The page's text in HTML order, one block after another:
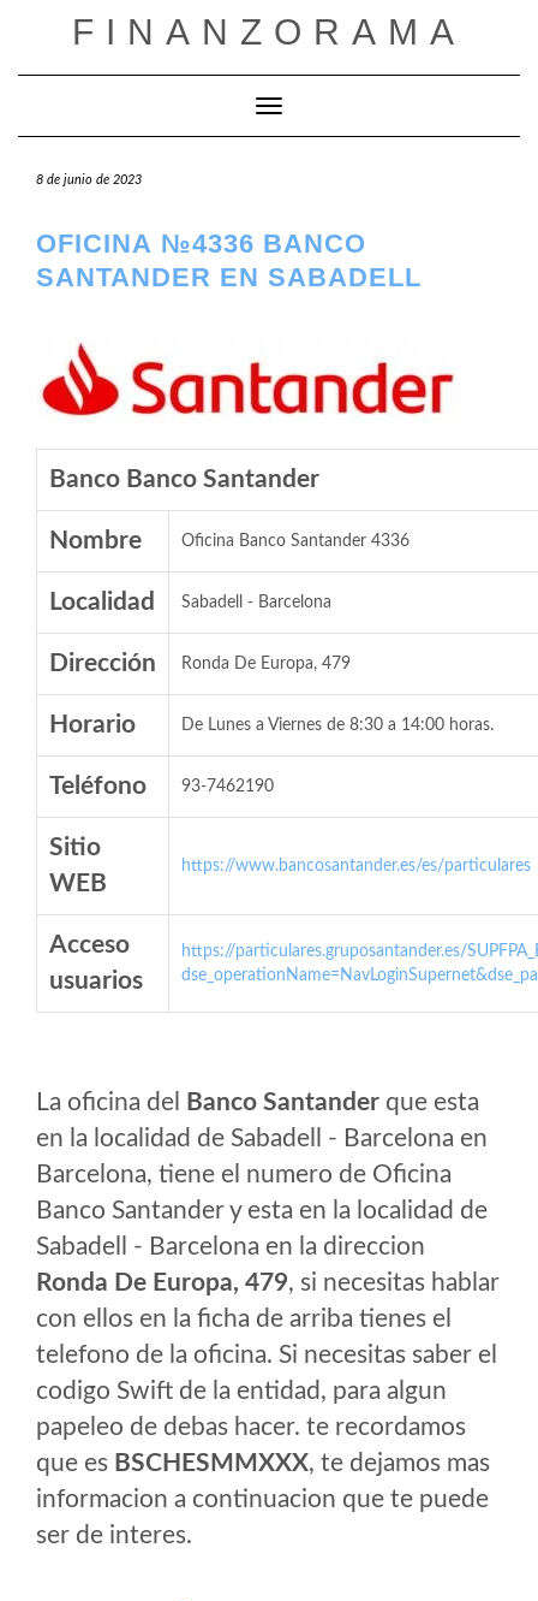
FINANZORAMA
Cambiar modo de navegación
8 de junio de 2023
OFICINA №4336 BANCO
SANTANDER EN SABADELL
Banco Banco Santander
Nombre Oficina Banco Santander 4336
Localidad Sabadell - Barcelona
Dirección Ronda De Europa, 479
Horario De Lunes a Viernes de 8:30 a 14:00 horas.
Teléfono 93-7462190
Sitio
WEB
https://www.bancosantander.es/es/particulares
Acceso
usuarios
https://particulares.gruposantander.es/
La oficina del Banco Santander que esta
en la localidad de Sabadell - Barcelona en
Barcelona, tiene el numero de Oficina
Banco Santander y esta en la localidad de
Sabadell - Barcelona en la direccion
Ronda De Europa, 479, si necesitas hablar
con ellos en la ficha de arriba tienes el
telefono de la oficina. Si necesitas saber el
codigo Swift de la entidad, para algun
papeleo de debas hacer. te recordamos
que es BSCHESMMXXX, te dejamos mas
informacion a continuacion que te puede
ser de interes.